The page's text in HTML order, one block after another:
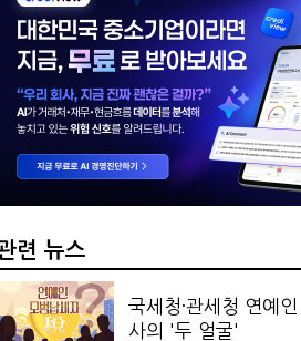
공제…임광현 "무한정 혜택, 공정한가"
효과…'올○스' 운영법인 폐업
제 코인거래소까지 샅샅이 본다
생산땐 세금 깎아준다
드 '행시, 파격'
지형 읽는 세 가지 키워드
련 뉴스
국세청·관세청 연예인
사의 '두 얼굴'